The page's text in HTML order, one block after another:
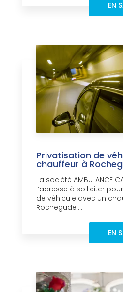
EN
Privatisation de
chauffeur à
La société AMBULANCE
l’adresse à solliciter
de véhicule avec un
Rochegude....
EN